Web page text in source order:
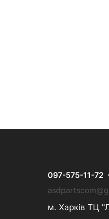
097-575-11-72
м. Харків ТЦ